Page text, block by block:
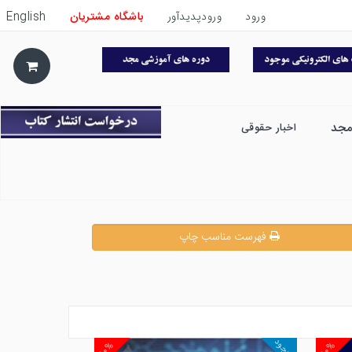
ورود ورودپدیدآور باشگاه مشتریان English
اخبار حقوقی
فهرست مناسب چاپ